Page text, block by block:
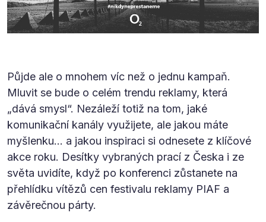
Půjde ale o mnohem víc než o jednu kampaň.
Mluvit se bude o celém trendu reklamy, která
„dává smysl“. Nezáleží totiž na tom, jaké
komunikační kanály využijete, ale jakou máte
myšlenku… a jakou inspiraci si odnesete z klíčové
akce roku. Desítky vybraných prací z Česka i ze
světa uvidíte, když po konferenci zůstanete na
přehlídku vítězů cen festivalu reklamy PIAF a
závěrečnou párty.